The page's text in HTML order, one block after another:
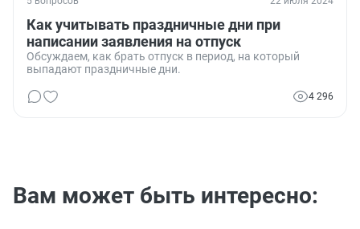
Как учитывать праздничные дни при
написании заявления на отпуск
Обсуждаем, как брать отпуск в период, на который
выпадают праздничные дни.
4 296
Вам может быть интересно: